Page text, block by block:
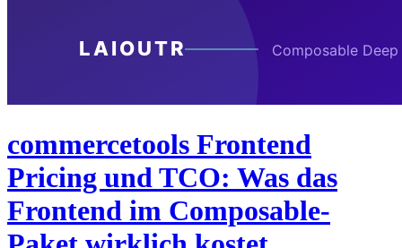
commercetools Frontend
Pricing und TCO: Was das
Frontend im Composable-